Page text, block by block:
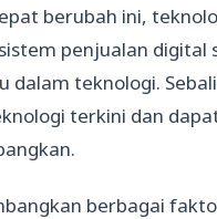
berubah ini,
penjualan
teknologi.
terkini dan
berbagai